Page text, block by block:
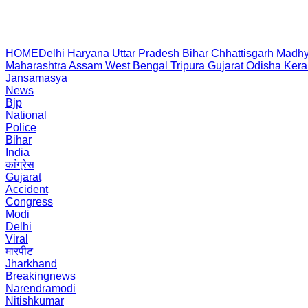
HOMEDelhi Haryana Uttar Pradesh Bihar Chhattisgarh
Maharashtra Assam West Bengal Tripura Gujarat Odisha
Jansamasya
News
Bjp
National
Police
Bihar
India
कांग्रेस
Gujarat
Accident
Congress
Modi
Delhi
Viral
मारपीट
Jharkhand
Breakingnews
Narendramodi
Nitishkumar